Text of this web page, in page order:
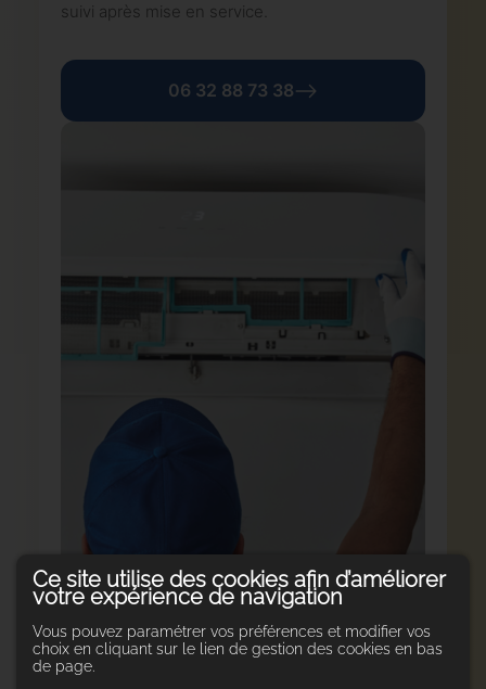
suivi après mise en service.
06 32 88 73 38
Ce site utilise des cookies afin d’améliorer
votre expérience de navigation
Vous pouvez paramétrer vos préférences et modifier vos
choix en cliquant sur le lien de gestion des cookies en bas
de page.